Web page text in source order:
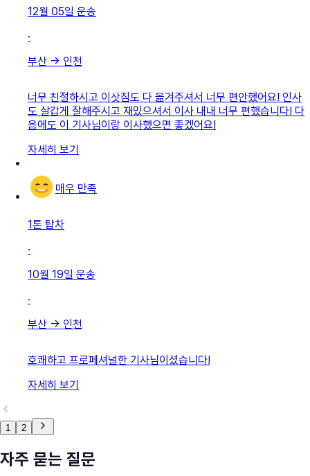
12월 05일 운송
·
부산 → 인천
너무 친절하시고 이삿짐도 다 옮겨주셔서 너무 편안했어요! 인사
도 살갑게 잘해주시고 재밌으셔서 이사 내내 너무 편했습니다! 다
음에도 이 기사님이랑 이사했으면 좋겠어요!
자세히 보기
매우 만족
1톤 탑차
·
10월 19일 운송
·
부산 → 인천
호쾌하고 프로페셔널한 기사님이셨습니다!
자세히 보기
1 2
자주 묻는 질문